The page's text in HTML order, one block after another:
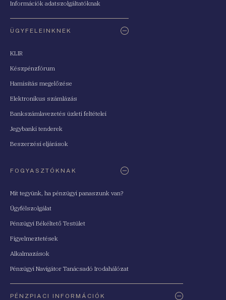
Információk adatszolgáltatóknak
ÜGYFELEINKNEK
KLIR
Készpénzfórum
Hamisítás megelőzése
Elektronikus számlázás
Bankszámlavezetés üzleti feltételei
Jegybanki tenderek
Beszerzési eljárások
FOGYASZTÓKNAK
Mit tegyünk, ha pénzügyi panaszunk van?
Ügyfélszolgálat
Pénzügyi Békéltető Testület
Figyelmeztetések
Alkalmazások
Pénzügyi Navigátor Tanácsadó Irodahálózat
PÉNZPIACI INFORMÁCIÓK